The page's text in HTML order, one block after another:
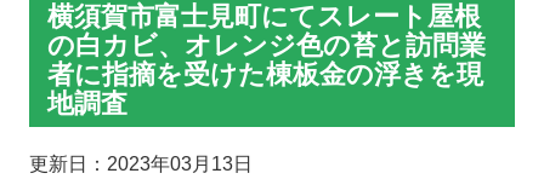
横須賀市富士見町にてスレート屋根
の白カビ、オレンジ色の苔と訪問業
者に指摘を受けた棟板金の浮きを現
地調査
更新日：2023年03月13日